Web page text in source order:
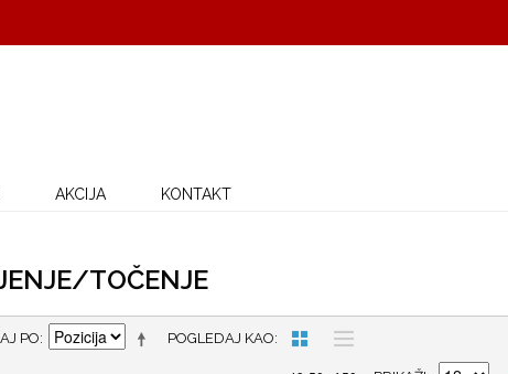
AKCIJA KONTAKT
TOČENJE
POGLEDAJ KAO
PO